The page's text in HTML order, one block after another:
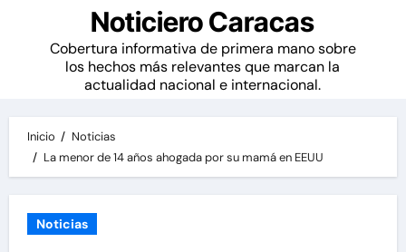
Noticiero Caracas
Cobertura informativa de primera mano sobre
los hechos más relevantes que marcan la
actualidad nacional e internacional.
Inicio
Noticias
La menor de 14 años ahogada por su mamá en EEUU
Noticias